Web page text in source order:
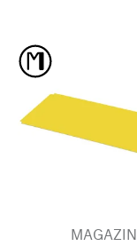
MAGAZIN